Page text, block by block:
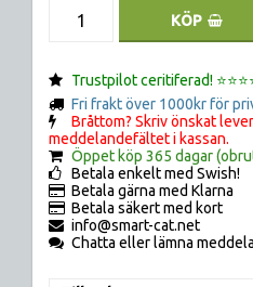
KÖP
Trustpilot ceritiferad!
Fri frakt över 1000kr för
Bråttom? Skriv önskat
meddelandefältet i kassan.
Öppet köp 365 dagar
Betala enkelt med Swish!
Betala gärna med Klarna
Betala säkert med kort
info@smart-cat.net
Chatta eller lämna